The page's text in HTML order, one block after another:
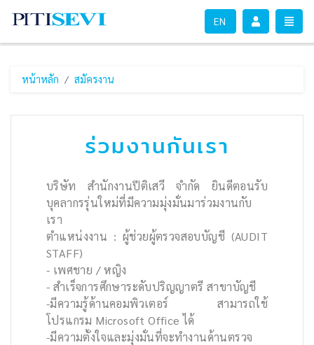
PITISEVI - go to homepage
EN
หน้าหลัก สมัครงาน
ร่วมงานกันเรา
บริษัท สำนักงานปีติเสวี จำกัด ยินดีตอนรับ
บุคลากรรุ่นใหม่ที่มีความมุ่งมั่นมาร่วมงานกับ
เรา
ตำแหน่งงาน : ผู้ช่วยผู้ตรวจสอบบัญชี (AUDIT
STAFF)
- เพศชาย / หญิง
- สำเร็จการศึกษาระดับปริญญาตรี สาขาบัญชี
-มีความรู้ด้านคอมพิวเตอร์ สามารถใช้
โปรแกรม Microsoft Office ได้
-มีความตั้งใจและมุ่งมั่นที่จะทำงานด้านตรวจ